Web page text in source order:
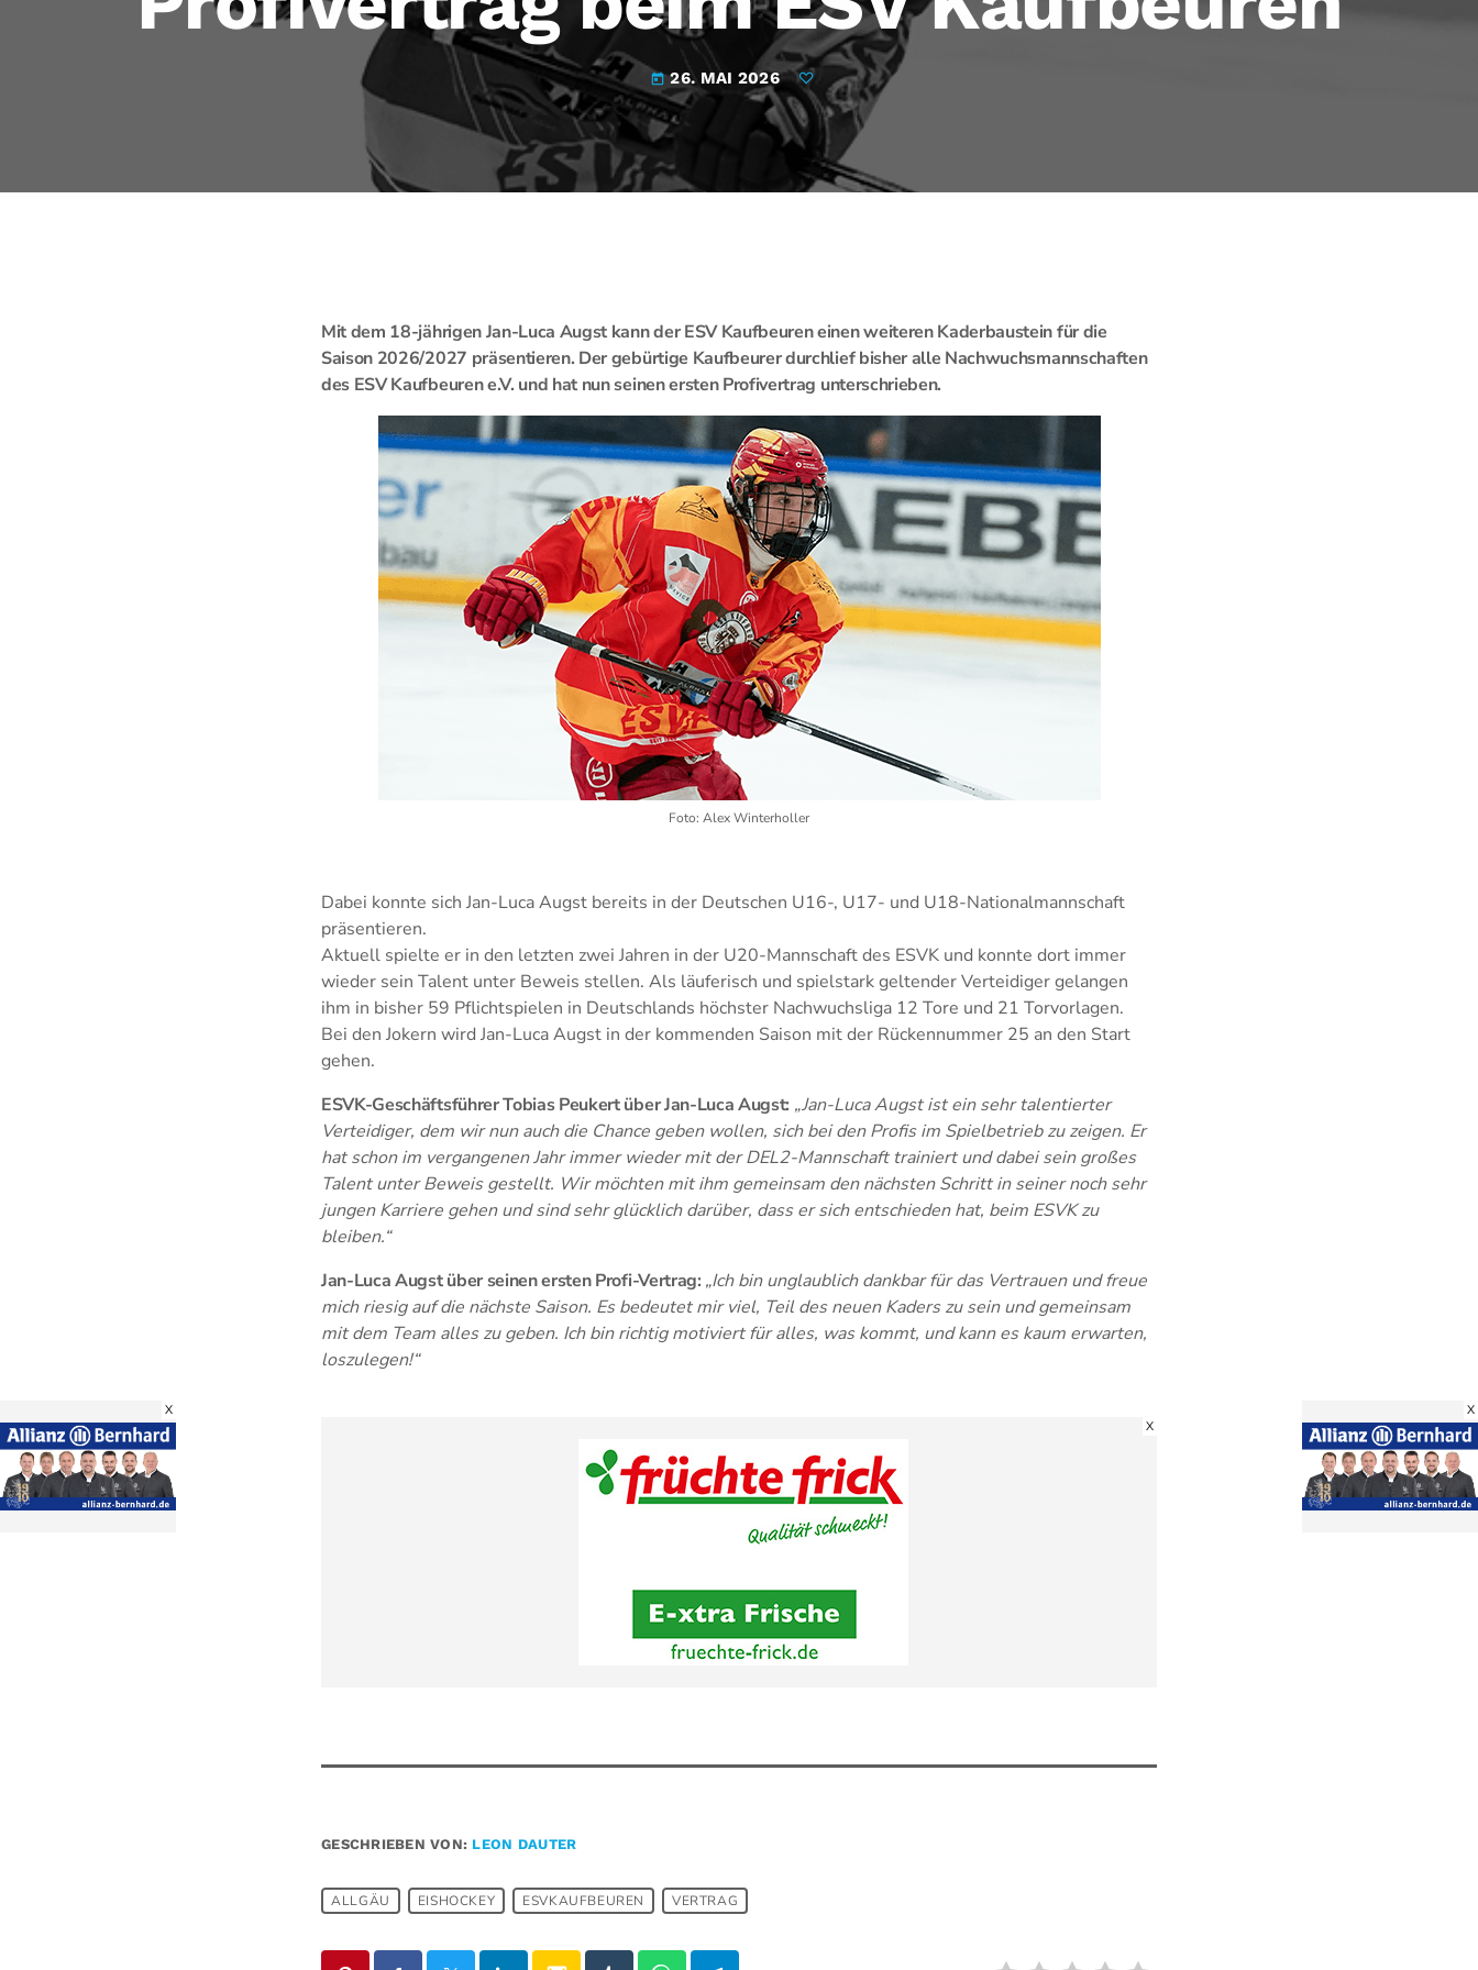
today 26. MAI 2026
Mit dem 18-jährigen Jan-Luca Augst kann der ESV Kaufbeuren einen weiteren Kaderbaustein für die
Saison 2026/2027 präsentieren. Der gebürtige Kaufbeurer durchlief bisher alle Nachwuchsmannschaften
des ESV Kaufbeuren e.V. und hat nun seinen ersten Profivertrag unterschrieben.
Foto: Alex Winterholler
Dabei konnte sich Jan-Luca Augst bereits in der Deutschen U16-, U17- und U18-Nationalmannschaft
präsentieren.
Aktuell spielte er in den letzten zwei Jahren in der U20-Mannschaft des ESVK und konnte dort immer
wieder sein Talent unter Beweis stellen. Als läuferisch und spielstark geltender Verteidiger gelangen
ihm in bisher 59 Pflichtspielen in Deutschlands höchster Nachwuchsliga 12 Tore und 21 Torvorlagen.
Bei den Jokern wird Jan-Luca Augst in der kommenden Saison mit der Rückennummer 25 an den Start
gehen.
ESVK-Geschäftsführer Tobias Peukert über Jan-Luca Augst: „Jan-Luca Augst ist ein sehr talentierter
Verteidiger, dem wir nun auch die Chance geben wollen, sich bei den Profis im Spielbetrieb zu zeigen. Er
hat schon im vergangenen Jahr immer wieder mit der DEL2-Mannschaft trainiert und dabei sein großes
Talent unter Beweis gestellt. Wir möchten mit ihm gemeinsam den nächsten Schritt in seiner noch sehr
jungen Karriere gehen und sind sehr glücklich darüber, dass er sich entschieden hat, beim ESVK zu
bleiben.“
Jan-Luca Augst über seinen ersten Profi-Vertrag: „Ich bin unglaublich dankbar für das Vertrauen und freue
mich riesig auf die nächste Saison. Es bedeutet mir viel, Teil des neuen Kaders zu sein und gemeinsam
mit dem Team alles zu geben. Ich bin richtig motiviert für alles, was kommt, und kann es kaum erwarten,
loszulegen!“
X
GESCHRIEBEN VON: LEON DAUTER
ALLGÄU EISHOCKEY ESVKAUFBEUREN VERTRAG
X X